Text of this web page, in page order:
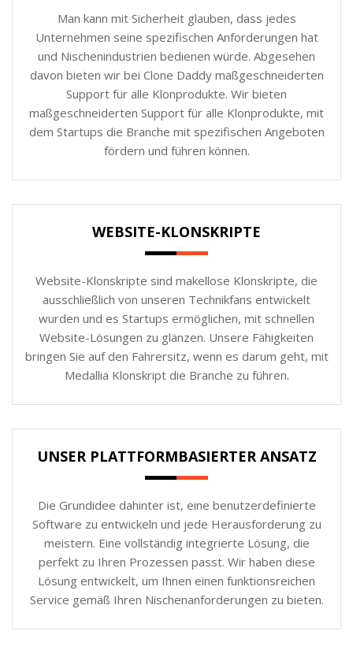
Man kann mit Sicherheit glauben, dass jedes
Unternehmen seine spezifischen Anforderungen hat
und Nischenindustrien bedienen würde. Abgesehen
davon bieten wir bei Clone Daddy maßgeschneiderten
Support für alle Klonprodukte. Wir bieten
maßgeschneiderten Support für alle Klonprodukte, mit
dem Startups die Branche mit spezifischen Angeboten
fördern und führen können.
WEBSITE-KLONSKRIPTE
Website-Klonskripte sind makellose Klonskripte, die
ausschließlich von unseren Technikfans entwickelt
wurden und es Startups ermöglichen, mit schnellen
Website-Lösungen zu glänzen. Unsere Fähigkeiten
bringen Sie auf den Fahrersitz, wenn es darum geht, mit
Medallia Klonskript die Branche zu führen.
UNSER PLATTFORMBASIERTER ANSATZ
Die Grundidee dahinter ist, eine benutzerdefinierte
Software zu entwickeln und jede Herausforderung zu
meistern. Eine vollständig integrierte Lösung, die
perfekt zu Ihren Prozessen passt. Wir haben diese
Lösung entwickelt, um Ihnen einen funktionsreichen
Service gemäß Ihren Nischenanforderungen zu bieten.